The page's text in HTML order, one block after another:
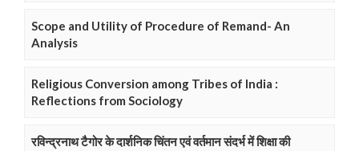
Scope and Utility of Procedure of Remand- An
Analysis
Religious Conversion among Tribes of India :
Reflections from Sociology
रविन्द्रनाथ टैगोर के दार्शनिक चिंतन एवं वर्तमान संदर्भ में शिक्षा की